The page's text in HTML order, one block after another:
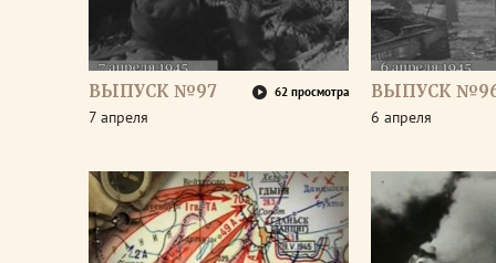
ВЫПУСК №97 62 просмотра
7 апреля
ВЫПУСК
6 апреля